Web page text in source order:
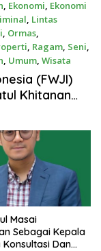
, Ekonomi, Ekonomi
, Lintas
, Ormas,
, Ragam, Seni,
, Umum, Wisata
(FWJI)
Khitanan
Masai
Sebagai Kepala
Dan